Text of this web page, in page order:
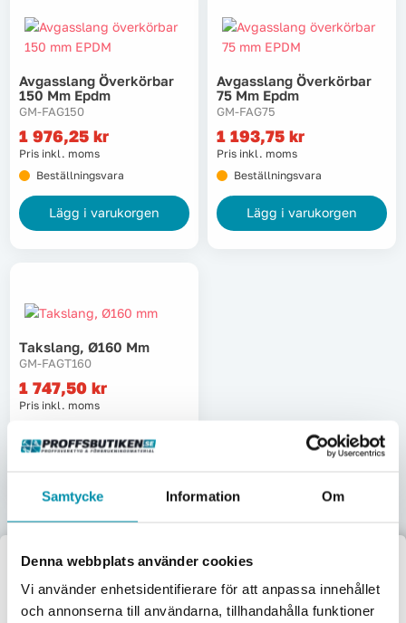
Samtycke Information Om
Denna webbplats använder cookies
Vi använder enhetsidentifierare för att anpassa innehållet
och annonserna till användarna, tillhandahålla funktioner
Avgasslang Överkörbar
150 Mm Epdm
GM-FAG150
1 976,25 kr
Pris inkl. moms
Beställningsvara
Lägg i varukorgen
Avgasslang Överkörbar
75 Mm Epdm
GM-FAG75
1 193,75 kr
Pris inkl. moms
Beställningsvara
Lägg i varukorgen
Takslang, Ø160 Mm
GM-FAGT160
1 747,50 kr
Pris inkl. moms
Välkommen till